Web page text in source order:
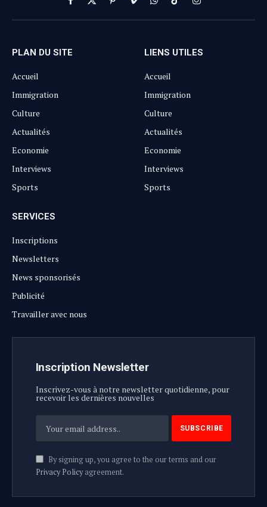
Facebook
X
(Twitter)
PinterestVimeoWhatsApp
TikTokInstagram
PLAN DU SITE
Accueil
Immigration
Culture
Actualités
Economie
Interviews
Sports
LIENS UTILES
Accueil
Immigration
Culture
Actualités
Economie
Interviews
Sports
SERVICES
Inscriptions
Newsletters
News sponsorisés
Publicité
Travailler avec nous
Inscription Newsletter
Inscrivez-vous à notre newsletter quotidienne, pour
recevoir les dernières nouvelles
By signing up, you agree to the our terms and our
Privacy Policyagreement.